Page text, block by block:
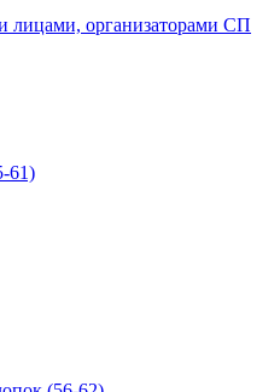
лицами, организаторами СП
61)